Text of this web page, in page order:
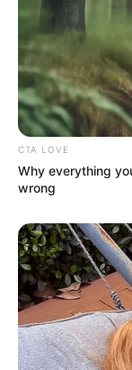
CTA LOVE
Why everything
wrong